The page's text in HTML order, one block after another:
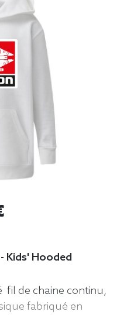
Kids' Hooded
fil de chaine continu,
fabriqué en